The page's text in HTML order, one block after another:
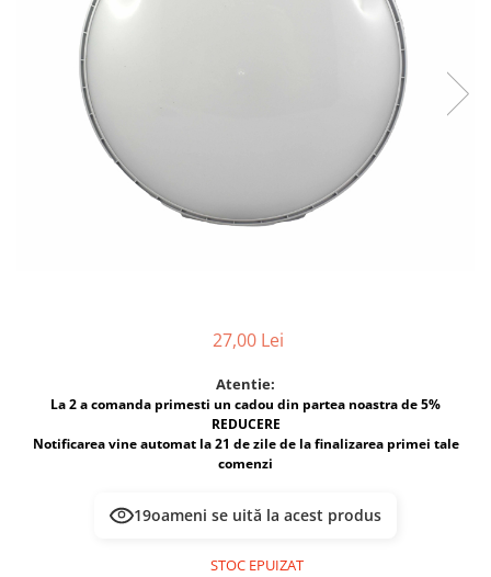
Lampi emergente
Lustre
Spoturi led pe sina
Multimetru Digital
Prelungitoare/Derulatoare
Prize
Starter/Droser
Triplu Stecher
Întrerupătoare/Comutatoare
Ştechere/Stecher adaptor
27,00 Lei
Atentie:
La 2 a comanda primesti un cadou din partea noastra de 5%
REDUCERE
Notificarea vine automat la 21 de zile de la finalizarea primei tale
comenzi
19oameni se uită la acest produs
STOC EPUIZAT